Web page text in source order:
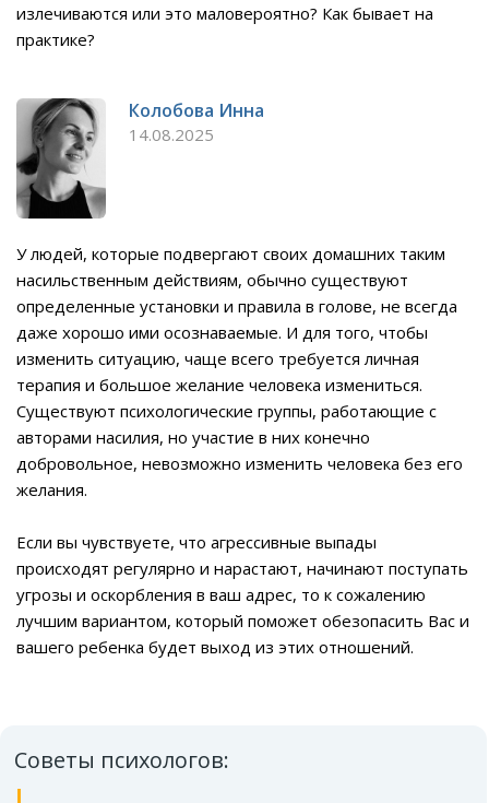
излечиваются или это маловероятно? Как бывает на
практике?
Колобова Инна
14.08.2025
У людей, которые подвергают своих домашних таким
насильственным действиям, обычно существуют
определенные установки и правила в голове, не всегда
даже хорошо ими осознаваемые. И для того, чтобы
изменить ситуацию, чаще всего требуется личная
терапия и большое желание человека измениться.
Существуют психологические группы, работающие с
авторами насилия, но участие в них конечно
добровольное, невозможно изменить человека без его
желания.
Если вы чувствуете, что агрессивные выпады
происходят регулярно и нарастают, начинают поступать
угрозы и оскорбления в ваш адрес, то к сожалению
лучшим вариантом, который поможет обезопасить Вас и
вашего ребенка будет выход из этих отношений.
Советы психологов: